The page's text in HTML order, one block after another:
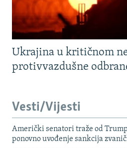
Ukrajina u kritičnom
protivvazdušne
Vesti/Vijesti
Američki senatori traže od
ponovno uvođenje sankcija